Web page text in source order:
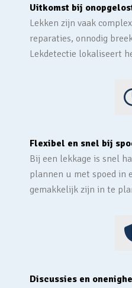
Uitkomst bij
Lekken zijn vaak
reparaties, onnodig
Lekdetectie lokaliseert
Flexibel en snel bij
Bij een lekkage is snel
plannen u met spoed in
gemakkelijk zijn in te
Discussies en